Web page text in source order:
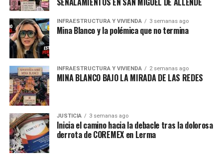
ciento del PIB y es la mejor manera de competir frente a
China o frente a Asia”, indicó.
admin
INFRAESTRUCTURA Y VIVIENDA 3 semanas ago
Mina Blanco y la polémica que no termina
INFRAESTRUCTURA Y VIVIENDA 2 semanas ago
MINA BLANCO BAJO LA MIRADA DE LAS REDES
JUSTICIA 3 semanas ago
Inicia el camino hacia la debacle tras la dolorosa
derrota de COREMEX en Lerma